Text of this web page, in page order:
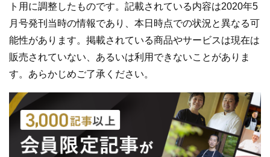
ト用に調整したものです。記載されている内容は2020年5
月号発刊当時の情報であり、本日時点での状況と異なる可
能性があります。掲載されている商品やサービスは現在は
販売されていない、あるいは利用できないことがありま
す。あらかじめご了承ください。